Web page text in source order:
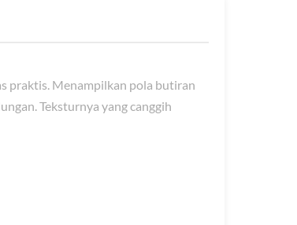
praktis. Menampilkan pola butiran
Teksturnya yang canggih